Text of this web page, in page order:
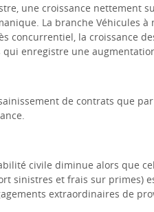
une croissance nettement
La branche Véhicules à
concurrentiel, la croissance
enregistre une
de contrats que
civile diminue alors que
sinistres et frais sur primes)
extraordinaires de